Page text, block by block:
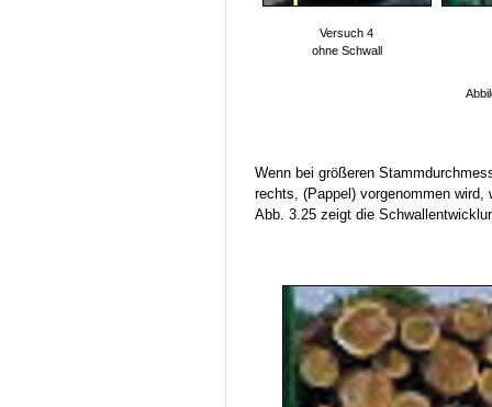
Versuch 4
ohne Schwall
Wenn bei größeren
rechts, (Pappel) vorgenommen
Abb. 3.25 zeigt die